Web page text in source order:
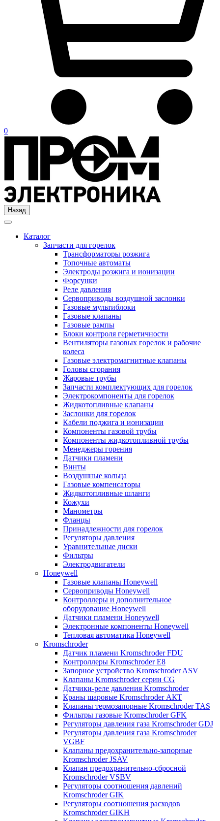
0
Назад
Каталог
Запчасти для горелок
Трансформаторы розжига
Топочные автоматы
Электроды розжига и ионизации
Форсунки
Реле давления
Сервоприводы воздушной заслонки
Газовые мультиблоки
Газовые клапаны
Газовые рампы
Блоки контроля герметичности
Вентиляторы газовых горелок и рабочие
колеса
Газовые электромагнитные клапаны
Головы сгорания
Жаровые трубы
Запчасти комплектующих для горелок
Электрокомпоненты для горелок
Жидкотопливные клапаны
Заслонки для горелок
Кабели поджига и ионизации
Компоненты газовой трубы
Компоненты жидкотопливной трубы
Менеджеры горения
Датчики пламени
Винты
Воздушные кольца
Газовые компенсаторы
Жидкотопливные шланги
Кожухи
Манометры
Фланцы
Принадлежности для горелок
Регуляторы давления
Уравнительные диски
Фильтры
Электродвигатели
Honeywell
Газовые клапаны Honeywell
Сервоприводы Honeywell
Контроллеры и дополнительное
оборудование Honeywell
Датчики пламени Honeywell
Электронные компоненты Honeywell
Тепловая автоматика Honeywell
Kromschroder
Датчик пламени Kromschroder FDU
Контроллеры Kromschroder E8
Запорное устройство Kromschroder ASV
Клапаны Kromschroder серии CG
Датчики-реле давления Kromschroder
Краны шаровые Kromschroder АКТ
Клапаны термозапорные Kromschroder TAS
Фильтры газовые Kromschroder GFK
Регуляторы давления газа Kromschroder GDJ
Регуляторы давления газа Kromschroder
VGBF
Клапаны предохранительно-запорные
Kromschroder JSAV
Клапан предохранительно-сбросной
Kromschroder VSBV
Регуляторы соотношения давлений
Kromschroder GIK
Регуляторы соотношения расходов
Kromschroder GIKH